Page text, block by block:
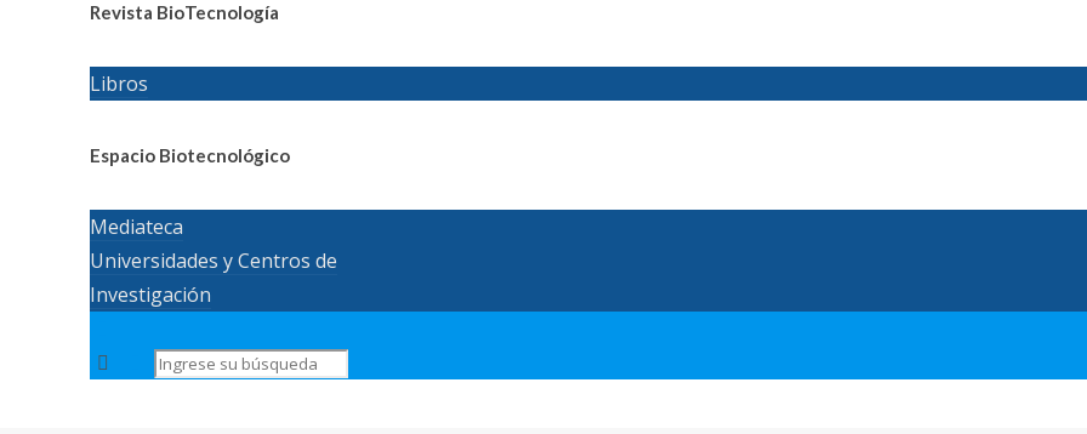
Revista BioTecnología
Libros
Espacio Biotecnológico
Mediateca
Universidades y Centros de
Investigación